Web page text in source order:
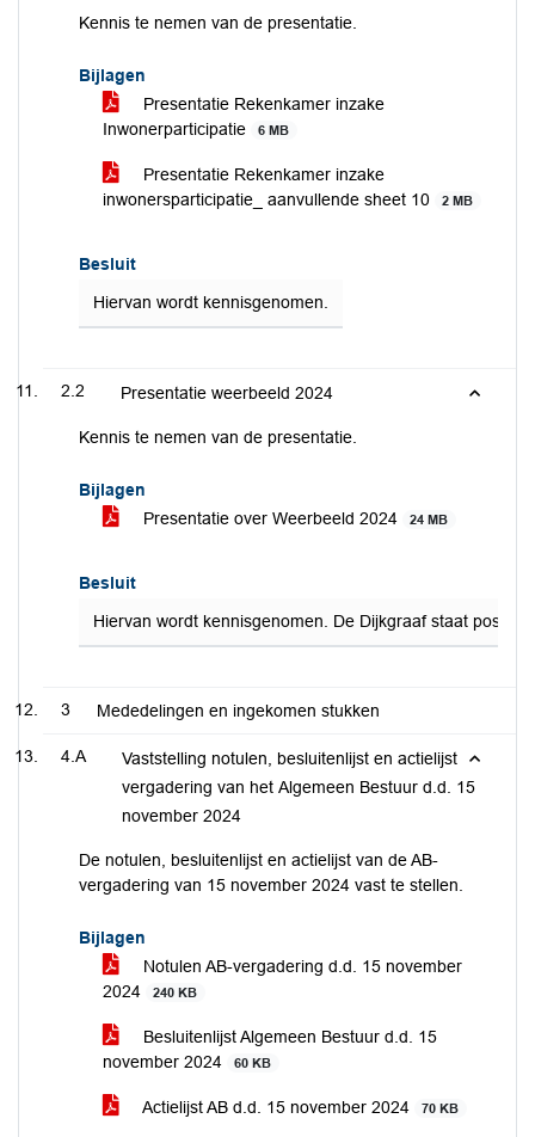
Kennis te nemen van de presentatie.
Bijlagen
Presentatie Rekenkamer inzake
Inwonerparticipatie
6 MB
Presentatie Rekenkamer inzake
inwonersparticipatie_ aanvullende sheet 10
2 MB
Besluit
Hiervan wordt kennisgenomen.
2.2 Presentatie weerbeeld 2024
Kennis te nemen van de presentatie.
Bijlagen
Presentatie over Weerbeeld 2024
24 MB
Besluit
Hiervan wordt kennisgenomen. De Dijkgraaf staat
3 Mededelingen en ingekomen stukken
4.A
Vaststelling notulen, besluitenlijst en actielijst
vergadering van het Algemeen Bestuur d.d. 15
november 2024
De notulen, besluitenlijst en actielijst van de AB-
vergadering van 15 november 2024 vast te stellen.
Bijlagen
Notulen AB-vergadering d.d. 15 november
2024
240 KB
Besluitenlijst Algemeen Bestuur d.d. 15
november 2024
60 KB
Actielijst AB d.d. 15 november 2024 70 KB